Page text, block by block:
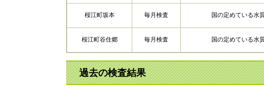
桜江町坂本 毎月検査 国の定めている水
桜江町谷住郷 毎月検査 国の定めている水
過去の検査結果